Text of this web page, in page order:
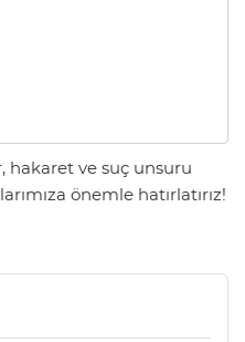
hakaret ve suç unsuru
önemle hatırlatırız!